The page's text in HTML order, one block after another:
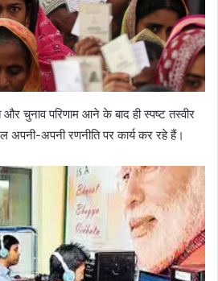
चुनाव परिणाम आने के बाद ही स्पष्ट तस्वीर
अपनी रणनीति पर कार्य कर रहे हैं।